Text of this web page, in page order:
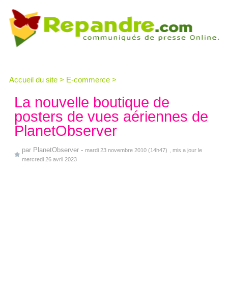
Accueil du site > E-commerce >
La nouvelle boutique de
posters de vues aériennes de
PlanetObserver
par PlanetObserver - mardi 23 novembre 2010 (14h47)
, mis a jour le
mercredi 26 avril 2023